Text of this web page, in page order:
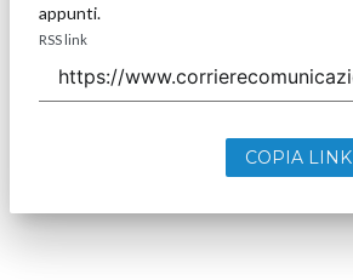
appunti.
RSS link
COPIA LINK